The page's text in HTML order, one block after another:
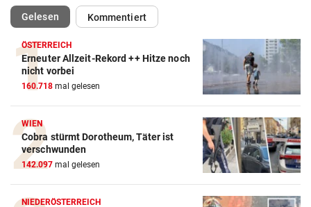
Gelesen(ausgewählt)Kommentiert
ÖSTERREICH
Erneuter Allzeit-Rekord ++ Hitze noch
nicht vorbei
160.718 mal gelesen
WIEN
Cobra stürmt Dorotheum, Täter ist
verschwunden
142.097 mal gelesen
NIEDERÖSTERREICH